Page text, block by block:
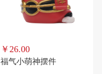
￥26.00
福气小萌神摆件